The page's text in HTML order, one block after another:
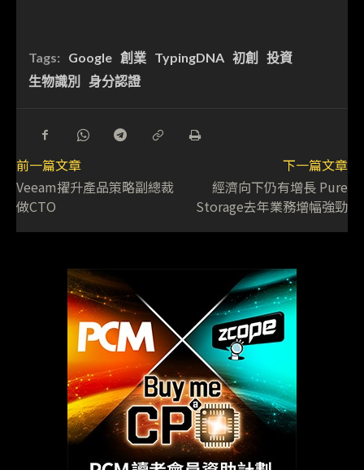
Tags: Google 創業 TypingDNA 初創
投資
生物識別
身分認證
前一篇文章
Veeam擢升產品策略副總裁
做CTO
下一篇文章
經濟向下仍有增長 Pure
Storage去年業務增幅強勁